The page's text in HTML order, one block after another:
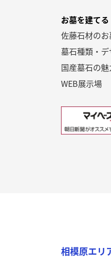
お墓を建てる
佐藤石材のお
墓石種類・
国産墓石の魅
WEB展示場
相模原エリ